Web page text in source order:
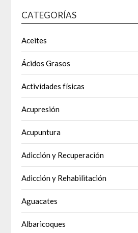
CATEGORÍAS
Aceites
Ácidos Grasos
Actividades físicas
Acupresión
Acupuntura
Adicción y Recuperación
Adicción y Rehabilitación
Aguacates
Albaricoques